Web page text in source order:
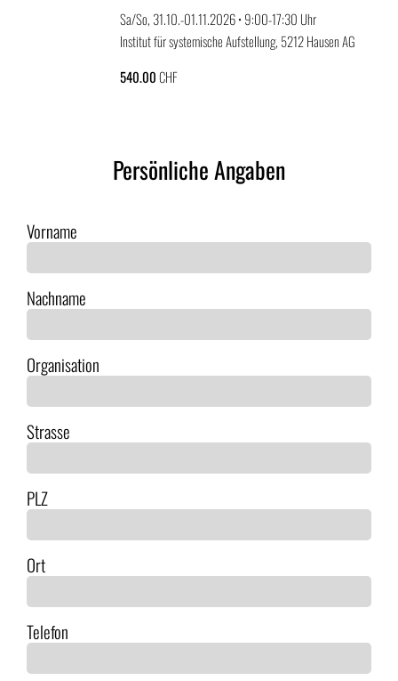
Sa/So, 31.10.-01.11.2026 • 9:00-17:30 Uhr
Institut für systemische Aufstellung, 5212 Hausen AG
540.00CHF
Persönliche Angaben
Vorname
Nachname
Organisation
Strasse
PLZ
Ort
Telefon